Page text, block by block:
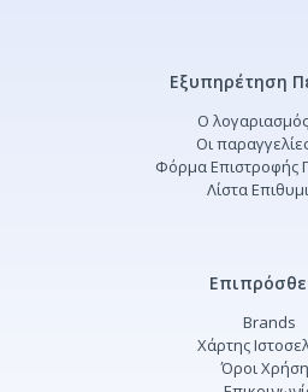
Εξυπηρέτηση
Ο
Οι
Φόρμα Επιστροφής
Λίστα
Brands
Χάρτης
Όροι